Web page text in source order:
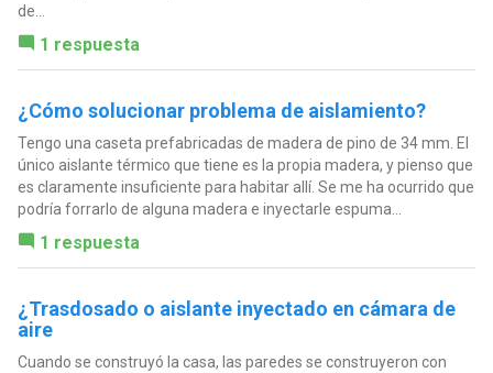
de...
1 respuesta
¿Cómo solucionar problema de aislamiento?
Tengo una caseta prefabricadas de madera de pino de 34 mm. El
único aislante térmico que tiene es la propia madera, y pienso que
es claramente insuficiente para habitar allí. Se me ha ocurrido que
podría forrarlo de alguna madera e inyectarle espuma...
1 respuesta
¿Trasdosado o aislante inyectado en cámara de
aire
Cuando se construyó la casa, las paredes se construyeron con